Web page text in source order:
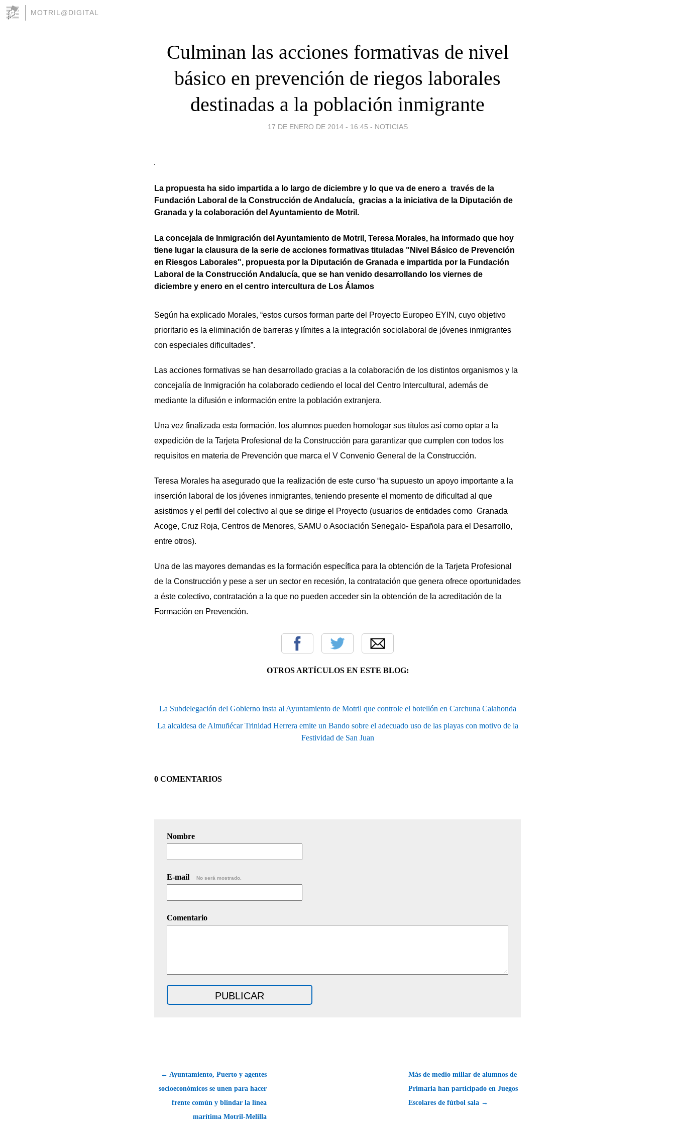
MOTRIL@DIGITAL
Culminan las acciones formativas de nivel
básico en prevención de riegos laborales
destinadas a la población inmigrante
17 DE ENERO DE 2014 - 16:45 - NOTICIAS
La propuesta ha sido impartida a lo largo de diciembre y lo que va de enero a través de la
Fundación Laboral de la Construcción de Andalucía, gracias a la iniciativa de la Diputación de
Granada y la colaboración del Ayuntamiento de Motril.
La concejala de Inmigración del Ayuntamiento de Motril, Teresa Morales, ha informado que hoy
tiene lugar la clausura de la serie de acciones formativas tituladas "Nivel Básico de Prevención
en Riesgos Laborales", propuesta por la Diputación de Granada e impartida por la Fundación
Laboral de la Construcción Andalucía, que se han venido desarrollando los viernes de
diciembre y enero en el centro intercultura de Los Álamos
Según ha explicado Morales, “estos cursos forman parte del Proyecto Europeo EYIN, cuyo objetivo
prioritario es la eliminación de barreras y límites a la integración sociolaboral de jóvenes inmigrantes
con especiales dificultades”.
Las acciones formativas se han desarrollado gracias a la colaboración de los distintos organismos y la
concejalía de Inmigración ha colaborado cediendo el local del Centro Intercultural, además de
mediante la difusión e información entre la población extranjera.
Una vez finalizada esta formación, los alumnos pueden homologar sus títulos así como optar a la
expedición de la Tarjeta Profesional de la Construcción para garantizar que cumplen con todos los
requisitos en materia de Prevención que marca el V Convenio General de la Construcción.
Teresa Morales ha asegurado que la realización de este curso “ha supuesto un apoyo importante a la
inserción laboral de los jóvenes inmigrantes, teniendo presente el momento de dificultad al que
asistimos y el perfil del colectivo al que se dirige el Proyecto (usuarios de entidades como Granada
Acoge, Cruz Roja, Centros de Menores, SAMU o Asociación Senegalo- Española para el Desarrollo,
entre otros).
Una de las mayores demandas es la formación específica para la obtención de la Tarjeta Profesional
de la Construcción y pese a ser un sector en recesión, la contratación que genera ofrece oportunidades
a éste colectivo, contratación a la que no pueden acceder sin la obtención de la acreditación de la
Formación en Prevención.
OTROS ARTÍCULOS EN ESTE BLOG:
La Subdelegación del Gobierno insta al Ayuntamiento de Motril que controle el botellón en Carchuna Calahonda
La alcaldesa de Almuñécar Trinidad Herrera emite un Bando sobre el adecuado uso de las playas con motivo de la
Festividad de San Juan
0 COMENTARIOS
Nombre
E-mail No será mostrado.
Comentario
← Ayuntamiento, Puerto y agentes
socioeconómicos se unen para hacer
frente común y blindar la línea
marítima Motril-Melilla
Más de medio millar de alumnos de
Primaria han participado en Juegos
Escolares de fútbol sala →